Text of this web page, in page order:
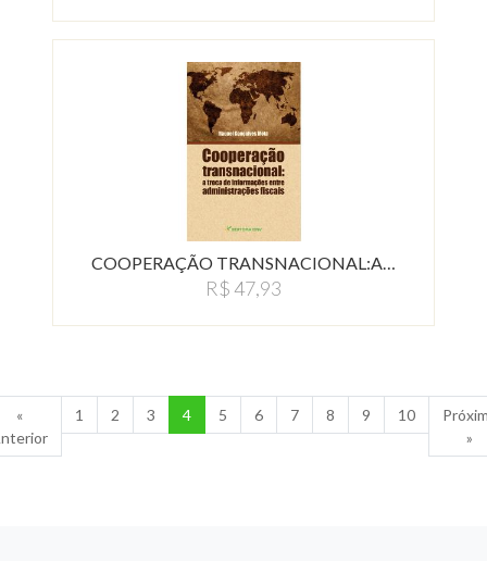
COOPERAÇÃO TRANSNACIONAL:A…
R$ 47,93
«
1 2 3 4 5 6 7 8 9 10
»